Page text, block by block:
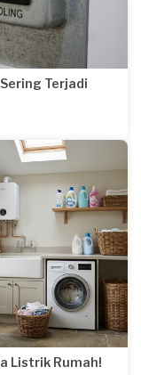
Terjadi
Listrik Rumah!